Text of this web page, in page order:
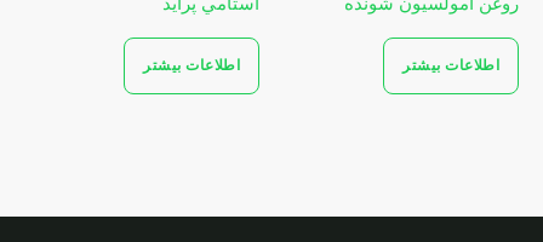
اطلاعات بیشتر اطلاعات بیشتر